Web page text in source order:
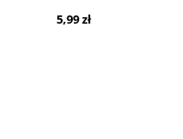
5,99 zł